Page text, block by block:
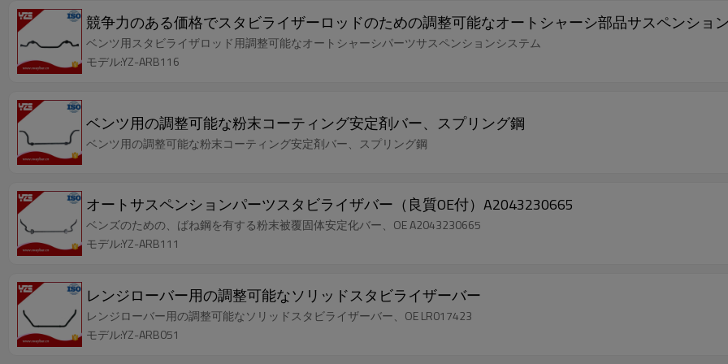
競争力のある価格でスタビライザーロッドのための調整可能なオートシャーシ部品サスペンショ
ベンツ用スタビライザロッド用調整可能なオートシャーシパーツサスペンションシステム
モデル:YZ-ARB116
ベンツ用の調整可能な粉末コーティング安定剤バー、スプリング鋼
ベンツ用の調整可能な粉末コーティング安定剤バー、スプリング鋼
オートサスペンションパーツスタビライザバー（良質OE付）A2043230665
ベンズのための、ばね鋼を有する粉末被覆固体安定化バー、OE A2043230665
モデル:YZ-ARB111
レンジローバー用の調整可能なソリッドスタビライザーバー
レンジローバー用の調整可能なソリッドスタビライザーバー、OE LR017423
モデル:YZ-ARB051